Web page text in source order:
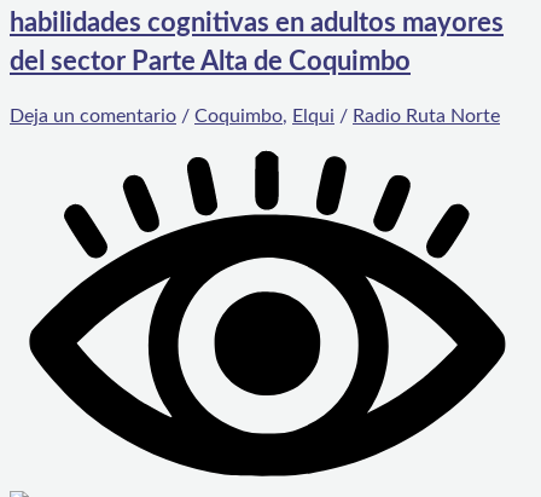
habilidades cognitivas en adultos mayores
del sector Parte Alta de Coquimbo
Deja un comentario / Coquimbo, Elqui / Radio Ruta Norte